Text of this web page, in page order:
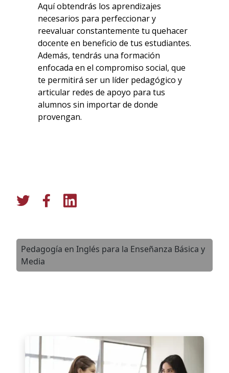
Aquí obtendrás los aprendizajes
necesarios para perfeccionar y
reevaluar constantemente tu quehacer
docente en beneficio de tus estudiantes.
Además, tendrás una formación
enfocada en el compromiso social, que
te permitirá ser un líder pedagógico y
articular redes de apoyo para tus
alumnos sin importar de donde
provengan.
Pedagogía en Inglés para la Enseñanza Básica y
Media